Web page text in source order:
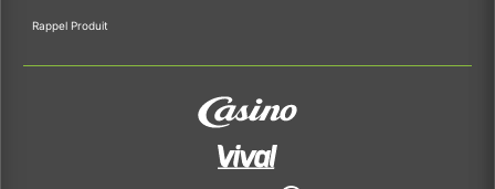
Rappel Produit